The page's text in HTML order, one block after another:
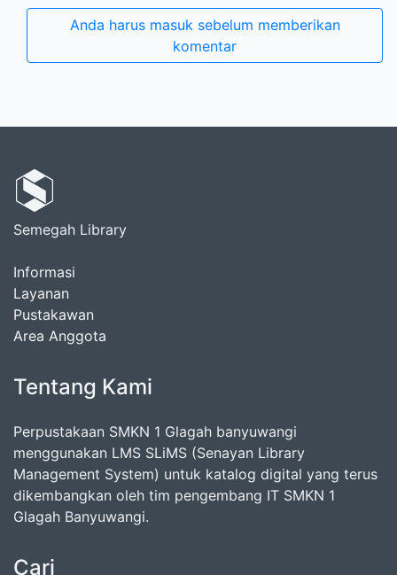
Anda harus masuk sebelum memberikan
komentar
Semegah Library
Informasi
Layanan
Pustakawan
Area Anggota
Tentang Kami
Perpustakaan SMKN 1 Glagah banyuwangi
menggunakan LMS SLiMS (Senayan Library
Management System) untuk katalog digital yang terus
dikembangkan oleh tim pengembang IT SMKN 1
Glagah Banyuwangi.
Cari